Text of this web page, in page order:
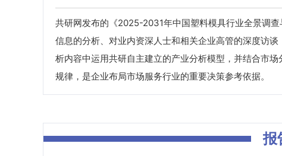
共研网发布的《2025-2031年中国塑料模具行业全景调
信息的分析、对业内资深人士和相关企业高管的深度访
析内容中运用共研自主建立的产业分析模型，并结合市
规律，是企业布局市场服务行业的重要决策参考依据。
报